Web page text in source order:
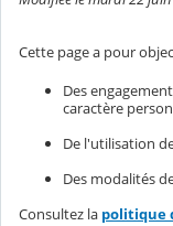
Cette page a pour
Des
caractère
De l'utilisation
Des modalités
Consultez la politique